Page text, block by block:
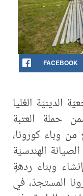
FACEBOOK
الدينيّة العُليا
حملة العتبة
من وباء كورونا،
الهندسيّة
وبناء ردهةٍ
المستجدّ، في